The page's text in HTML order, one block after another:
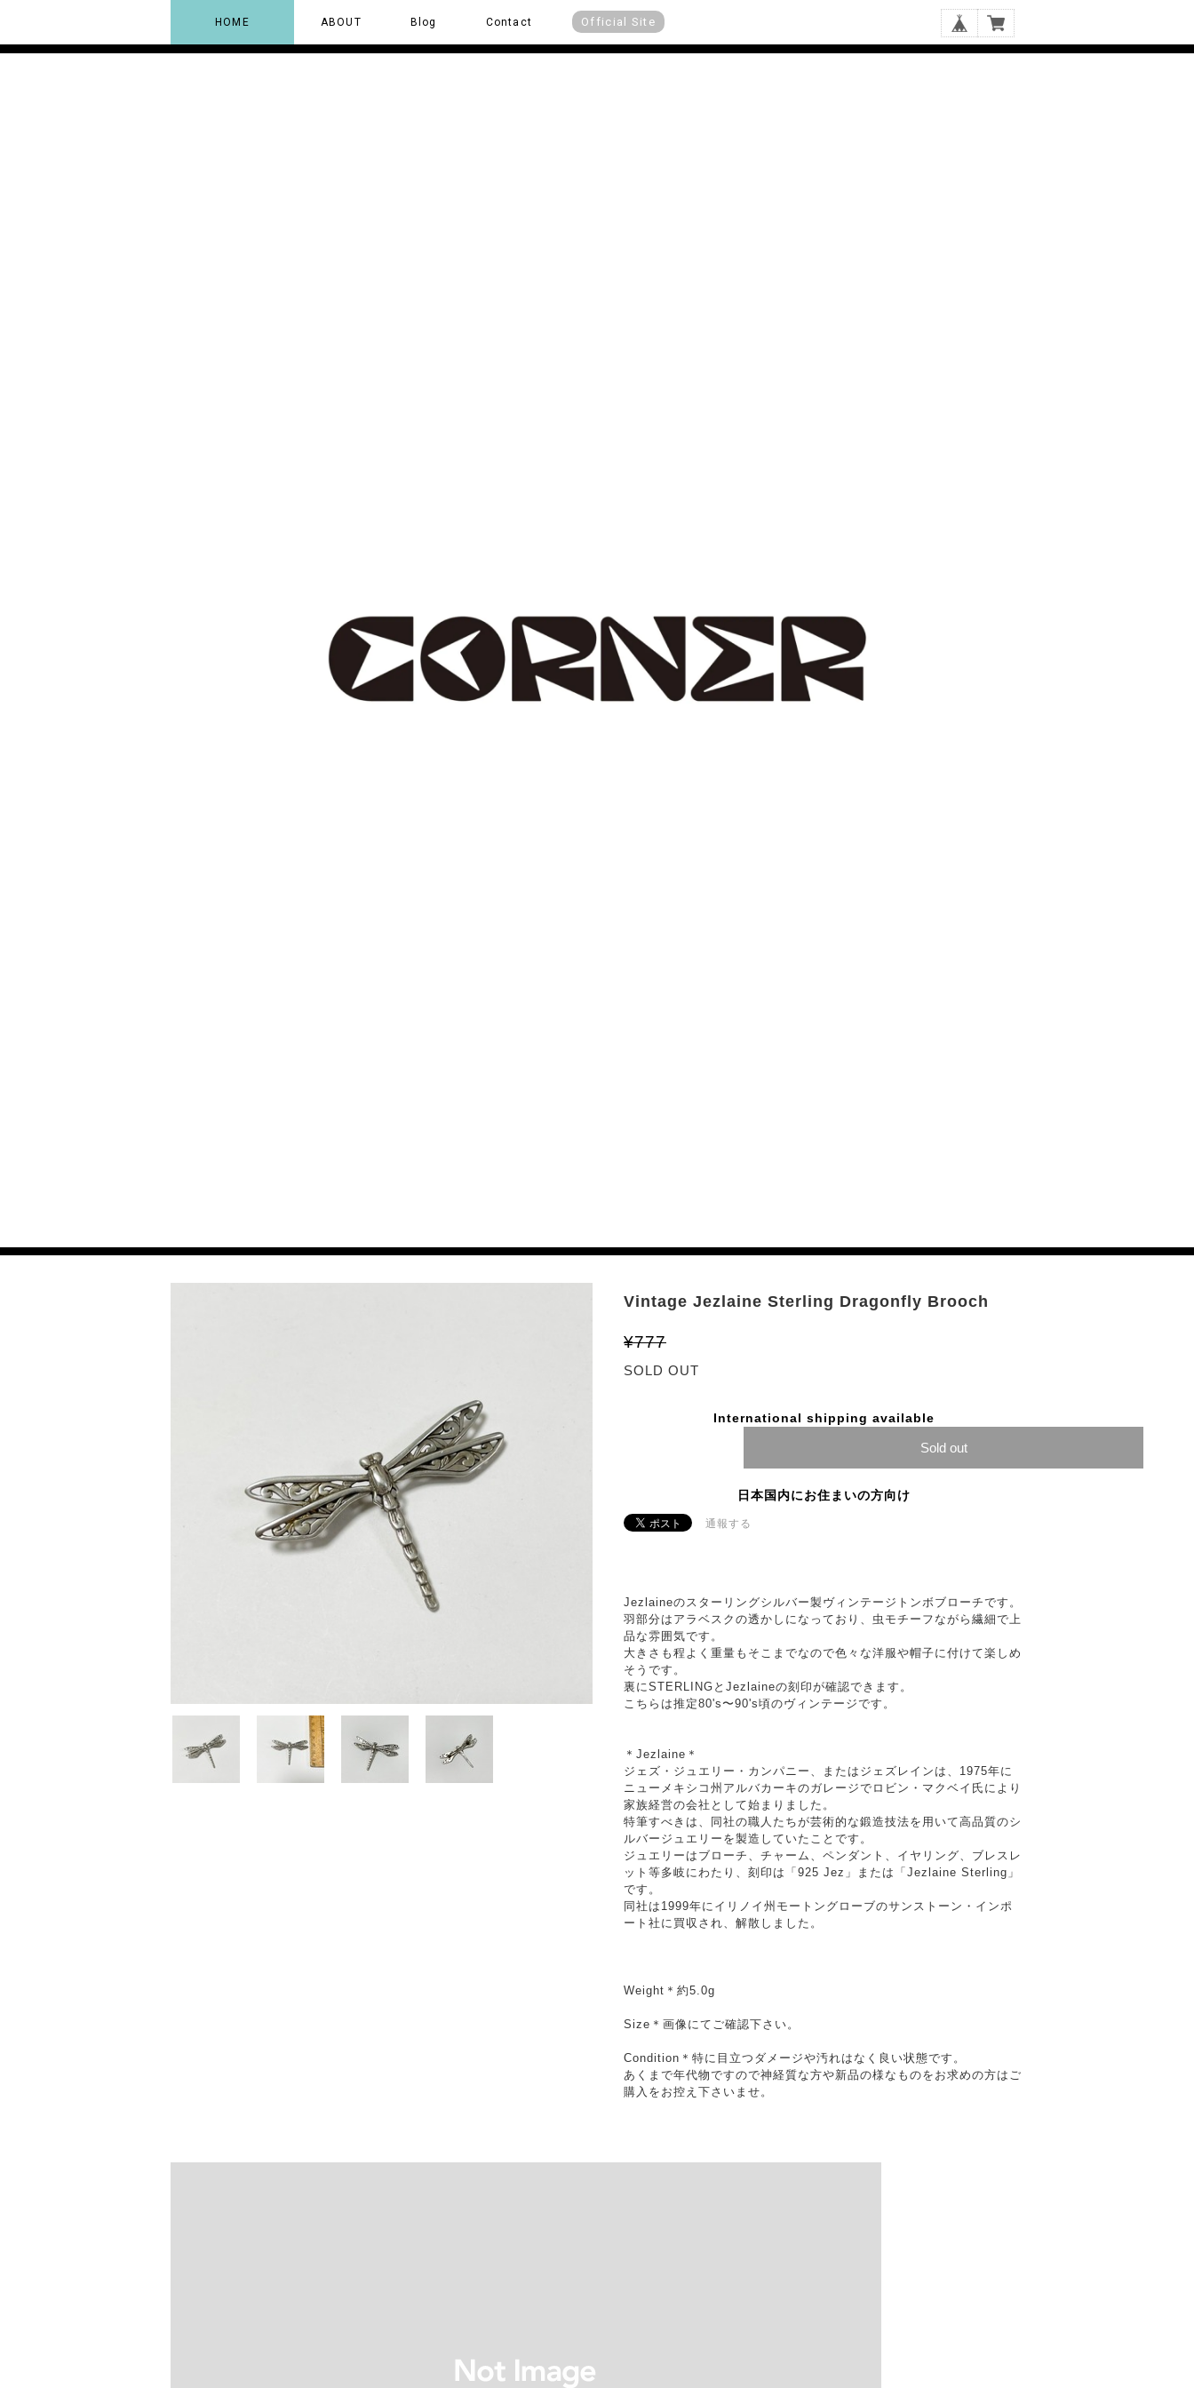
HOME ABOUT Blog Contact Official Site
Vintage Jezlaine Sterling Dragonfly Brooch
¥777
SOLD OUT
International shipping available
Sold out
日本国内にお住まいの方向け
通報する
Jezlaineのスターリングシルバー製ヴィンテージトンボブローチです。
羽部分はアラベスクの透かしになっており、虫モチーフながら繊細で上
品な雰囲気です。
大きさも程よく重量もそこまでなので色々な洋服や帽子に付けて楽しめ
そうです。
裏にSTERLINGとJezlaineの刻印が確認できます。
こちらは推定80's〜90's頃のヴィンテージです。
＊Jezlaine＊
ジェズ・ジュエリー・カンパニー、またはジェズレインは、1975年に
ニューメキシコ州アルバカーキのガレージでロビン・マクベイ氏により
家族経営の会社として始まりました。
特筆すべきは、同社の職人たちが芸術的な鍛造技法を用いて高品質のシ
ルバージュエリーを製造していたことです。
ジュエリーはブローチ、チャーム、ペンダント、イヤリング、ブレスレ
ット等多岐にわたり、刻印は「925 Jez」または「Jezlaine Sterling」
です。
同社は1999年にイリノイ州モートングローブのサンストーン・インポ
ート社に買収され、解散しました。
Weight＊約5.0g
Size＊画像にてご確認下さい。
Condition＊特に目立つダメージや汚れはなく良い状態です。
あくまで年代物ですので神経質な方や新品の様なものをお求めの方はご
購入をお控え下さいませ。